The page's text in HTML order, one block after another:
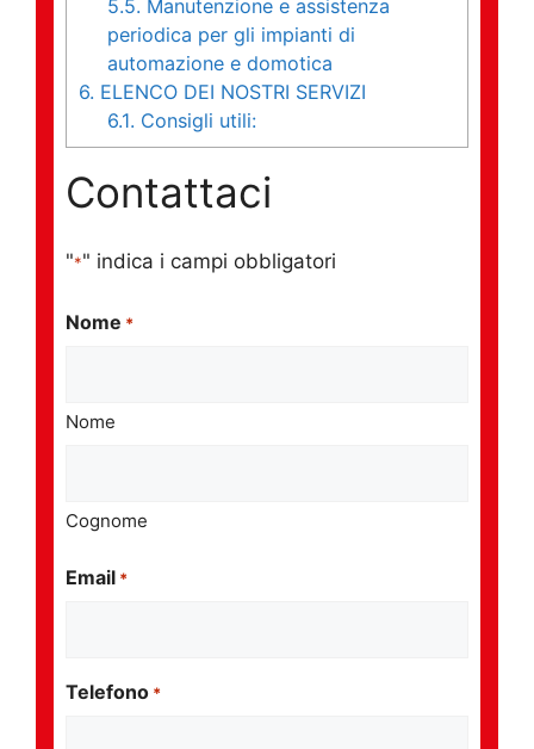
5.5. Manutenzione e assistenza
periodica per gli impianti di
automazione e domotica
6. ELENCO DEI NOSTRI SERVIZI
6.1. Consigli utili:
Contattaci
"*" indica i campi obbligatori
Nome *
Nome
Cognome
Email *
Telefono *